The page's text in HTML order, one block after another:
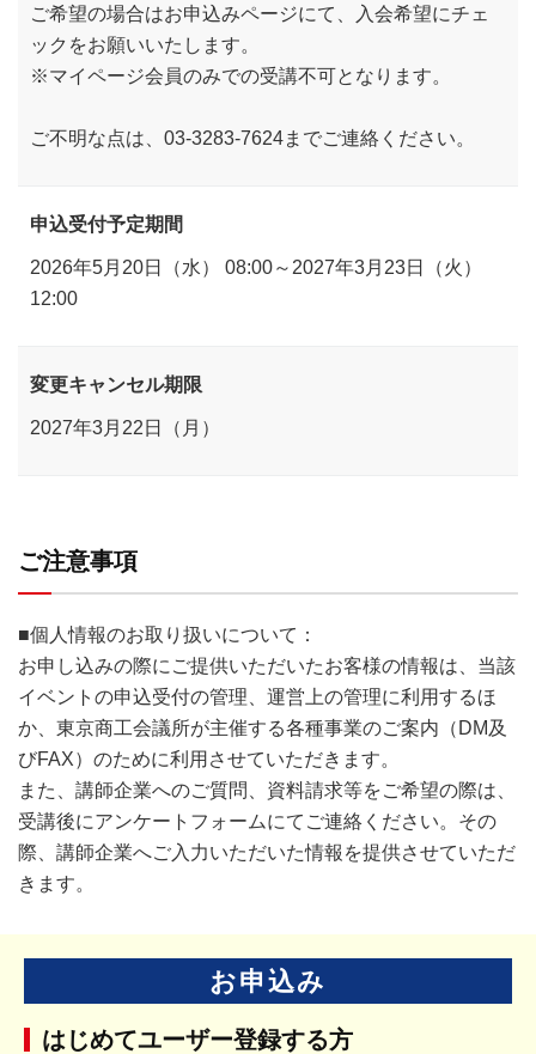
ご希望の場合はお申込みページにて、入会希望にチェ
ックをお願いいたします。
※マイページ会員のみでの受講不可となります。
ご不明な点は、03-3283-7624までご連絡ください。
申込受付予定期間
2026年5月20日（水） 08:00～2027年3月23日（火）
12:00
変更キャンセル期限
2027年3月22日（月）
ご注意事項
■個人情報のお取り扱いについて：
お申し込みの際にご提供いただいたお客様の情報は、当該
イベントの申込受付の管理、運営上の管理に利用するほ
か、東京商工会議所が主催する各種事業のご案内（DM及
びFAX）のために利用させていただきます。
また、講師企業へのご質問、資料請求等をご希望の際は、
受講後にアンケートフォームにてご連絡ください。その
際、講師企業へご入力いただいた情報を提供させていただ
きます。
お申込み
はじめてユーザー登録する方